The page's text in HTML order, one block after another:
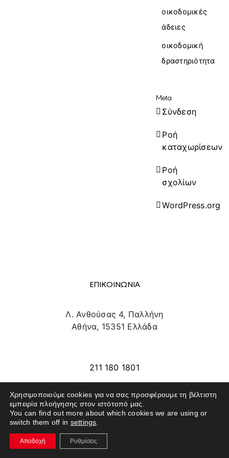
οικοδομικές
άδειες
οικοδομική
δραστηριότητα
Meta
Σύνδεση
Ροή
καταχωρίσεων
Ροή
σχολίων
WordPress.org
ΕΠΙΚΟΙΝΩΝΙΑ
Λ. Ανθούσας 4, Παλλήνη
Αθήνα, 15351 Ελλάδα
211 180 1801
SITE MAP
ΕΚΘΕΤΕΣ
Χρησιμοποιούμε cookies για να σας προσφέρουμε τη βέλτιστη
εμπειρία πλοήγησης στον ιστότοπό μας.
You can find out more about which cookies we are using or
switch them off in settings
Αποδοχή Ρυθμίσεις